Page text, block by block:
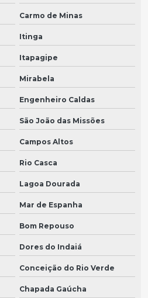
Carmo de Minas
Itinga
Itapagipe
Mirabela
Engenheiro Caldas
São João das Missões
Campos Altos
Rio Casca
Lagoa Dourada
Mar de Espanha
Bom Repouso
Dores do Indaiá
Conceição do Rio Verde
Chapada Gaúcha